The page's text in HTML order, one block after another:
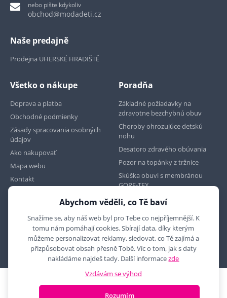
nebo pište kdykoliv
obchod@modadeti.cz
Naše predajně
Prodejna UHERSKÉ HRADIŠTĚ
Všetko o nákupe
Doprava a platba
Obchodné podmienky
Zásady spracovania osobných
údajov
Ako nakupovať
Mapa webu
Kontakt
Poradňa
Základné požiadavky na
zdravotne bezchybnú obuv
Choroby ohrozujúce detskú
nohu
Desatoro zdravého obúvania
Pozor na topánky z tržnice
Skúška obuvi s membránou
GORE-TEX
2010 - 2026 © MYRON MAXX, s.r.o., všechna práva vyhrazena
Abychom věděli, co Tě baví
Snažíme se, aby náš web byl pro Tebe co nejpříjemnější. K
tomu nám pomáhají cookies. Sbírají data, díky kterým
můžeme personalizovat reklamy, sledovat, co Tě zajímá a
přizpůsobovat obsah přesně Tobě. Víc o tom, jak s daty
nakládáme najdeš tady. Další informacezde
Vzdávám se výhod
Rozumím